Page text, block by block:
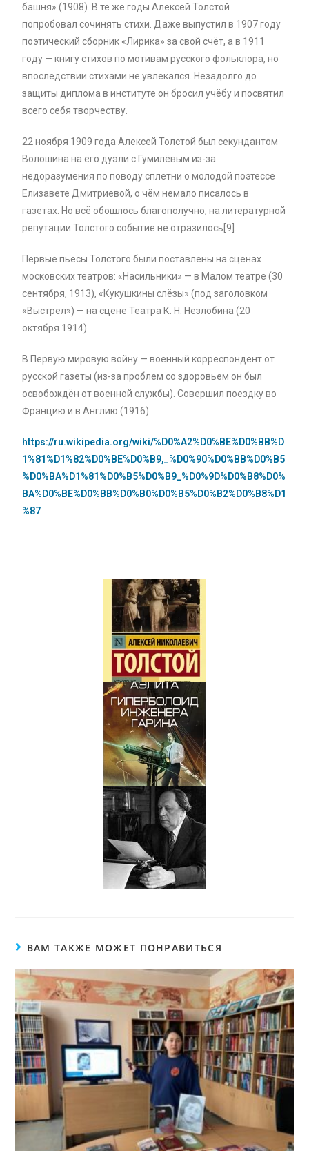
башня» (1908). В те же годы Алексей Толстой
попробовал сочинять стихи. Даже выпустил в 1907 году
поэтический сборник «Лирика» за свой счёт, а в 1911
году — книгу стихов по мотивам русского фольклора, но
впоследствии стихами не увлекался. Незадолго до
защиты диплома в институте он бросил учёбу и посвятил
всего себя творчеству.
22 ноября 1909 года Алексей Толстой был секундантом
Волошина на его дуэли с Гумилёвым из-за
недоразумения по поводу сплетни о молодой поэтессе
Елизавете Дмитриевой, о чём немало писалось в
газетах. Но всё обошлось благополучно, на литературной
репутации Толстого событие не отразилось[9].
Первые пьесы Толстого были поставлены на сценах
московских театров: «Насильники» — в Малом театре (30
сентября, 1913), «Кукушкины слёзы» (под заголовком
«Выстрел») — на сцене Театра К. Н. Незлобина (20
октября 1914).
В Первую мировую войну — военный корреспондент от
русской газеты (из-за проблем со здоровьем он был
освобождён от военной службы). Совершил поездку во
Францию и в Англию (1916).
https://ru.wikipedia.org/wiki/%D0%A2%D0%BE%D0%BB%D
1%81%D1%82%D0%BE%D0%B9,_%D0%90%D0%BB%D0%B5
%D0%BA%D1%81%D0%B5%D0%B9_%D0%9D%D0%B8%D0%
BA%D0%BE%D0%BB%D0%B0%D0%B5%D0%B2%D0%B8%D1
%87
ВАМ ТАКЖЕ МОЖЕТ ПОНРАВИТЬСЯ